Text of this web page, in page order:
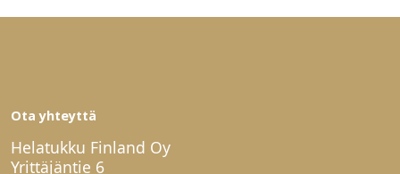
Ota yhteyttä
Helatukku Finland Oy
Yrittäjäntie 6